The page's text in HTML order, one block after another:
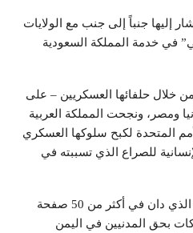
إليها جنباً إلى جنب مع الولايات
في خدمة المملكة السعودية
خلال حلفائها العسكريين – على
ومصر، ونجحت المملكة العربية
المتحدة لكبح سلوكها العسكري
للصراع الذي تسببته في
وإزاء تقرير خبراء الأمم المتحدة الذي دان في أكثر من 50 صفحة
بحق المدنيين في اليمن